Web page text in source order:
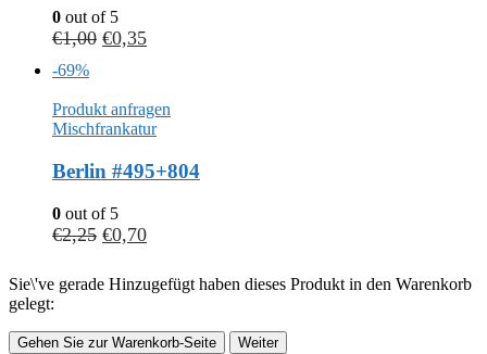
0 out of 5
€1,00 €0,35
-69%
Produkt anfragen
Mischfrankatur
Berlin #495+804
0 out of 5
€2,25 €0,70
Sie\'ve gerade Hinzugefügt haben dieses Produkt in den Warenkorb
gelegt:
Gehen Sie zur Warenkorb-Seite Weiter